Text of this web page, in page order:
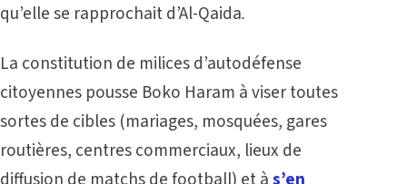
qu’elle se rapprochait d’Al-Qaida.
La constitution de milices d’autodéfense
citoyennes pousse Boko Haram à viser toutes
sortes de cibles (mariages, mosquées, gares
routières, centres commerciaux, lieux de